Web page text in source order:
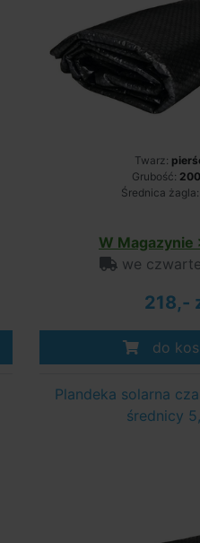
Twarz:
Grubość:
Średnica żagla:
W Magazynie
we
218,-
do
Plandeka solarna
średnicy